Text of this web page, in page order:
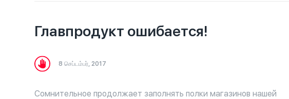
Главпродукт ошибается!
8 செப்டம்பர், 2017
Сомнительное продолжает заполнять полки магазинов нашей